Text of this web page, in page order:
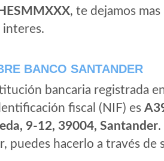
, te dejamos
interes.
BANCO SANTANDER
bancaria registrada
fiscal (NIF) es
9-12, 39004, Santander.
puedes hacerlo a través de